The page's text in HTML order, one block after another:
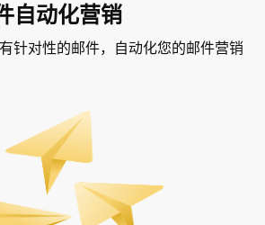
自动化营销
针对性的邮件，自动化您的邮件营销